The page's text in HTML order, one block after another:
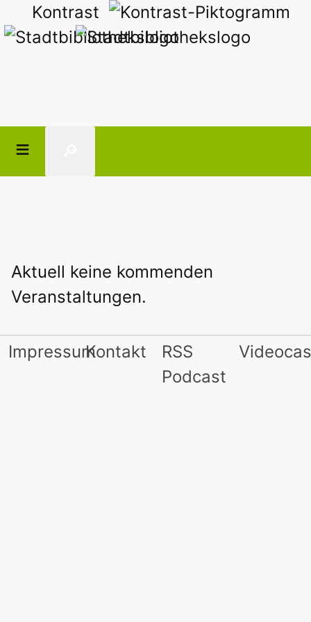
Kontrast
Aktuell keine kommenden
Veranstaltungen.
ImpressumKontakt
RSS
Podcast